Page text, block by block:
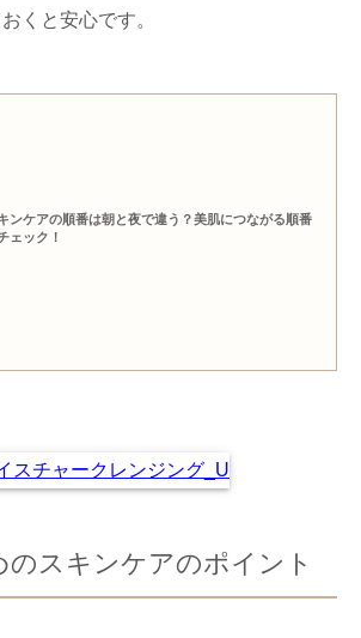
くと安心です。
ンケアの順番は朝と夜で違う？美肌につながる順番
ェック！
のスキンケアのポイント